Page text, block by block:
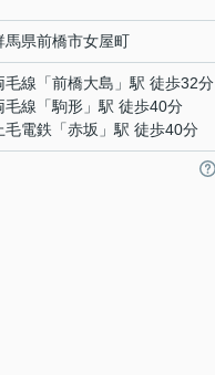
馬県前橋市女屋町
毛線 「前橋大島 」駅 徒歩32分
毛線 「駒形 」駅 徒歩40分
毛電鉄 「赤坂 」駅 徒歩40分